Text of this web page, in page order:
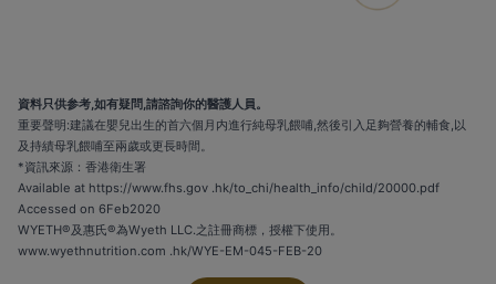
資料只供参考,如有疑問,請諮詢你的醫護人員。
重要聲明:建議在嬰兒出生的首六個月内進行純母乳餵哺,然後引入足夠營養的輔食,以
及持績母乳餵哺至兩歲或更長時間。
*資訊來源：香港衛生署
Available at https://www.fhs.gov .hk/to_chi/health_info/child/20000.pdf
Accessed on 6Feb2020
WYETH®及惠氏®為Wyeth LLC.之註冊商標，授權下使用。
www.wyethnutrition.com .hk/WYE-EM-045-FEB-20